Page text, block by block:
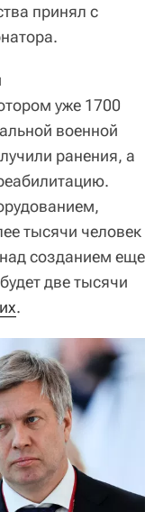
принял с
уже 1700
военной
ранения, а
тысячи человек
созданием еще
две тысячи
.